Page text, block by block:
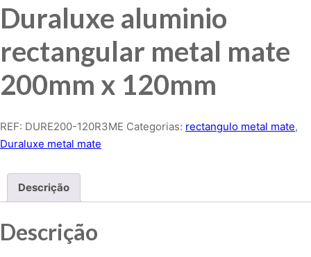
Duraluxe aluminio
rectangular metal mate
200mm x 120mm
REF: DURE200-120R3ME Categorias: rectangulo metal mate,
Duraluxe metal mate
Descrição
Descrição